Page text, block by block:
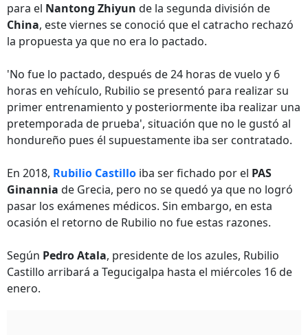
para el Nantong Zhiyun de la segunda división de
China, este viernes se conoció que el catracho rechazó
la propuesta ya que no era lo pactado.
'No fue lo pactado, después de 24 horas de vuelo y 6
horas en vehículo, Rubilio se presentó para realizar su
primer entrenamiento y posteriormente iba realizar una
pretemporada de prueba', situación que no le gustó al
hondureño pues él supuestamente iba ser contratado.
En 2018, Rubilio Castillo iba ser fichado por el PAS
Ginannia de Grecia, pero no se quedó ya que no logró
pasar los exámenes médicos. Sin embargo, en esta
ocasión el retorno de Rubilio no fue estas razones.
Según Pedro Atala, presidente de los azules, Rubilio
Castillo arribará a Tegucigalpa hasta el miércoles 16 de
enero.